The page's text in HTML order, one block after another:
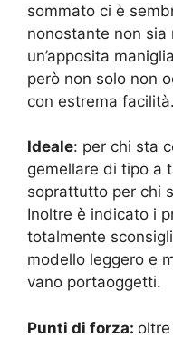
sommato ci è
nonostante non
un’apposita
però non solo non
con estrema facilità.
Ideale: per chi sta
gemellare di tipo a
soprattutto per chi
Inoltre è indicato i
totalmente
modello leggero e
vano portaoggetti.
Punti di forza: